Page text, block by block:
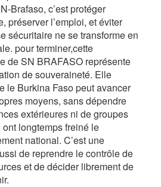
Brafaso, c’est protéger
préserver l’emploi, et éviter
sécuritaire ne se transforme en
pour terminer,cette
de SN BRAFASO représente
de souveraineté. Elle
le Burkina Faso peut avancer
moyens, sans dépendre
extérieures ni de groupes
longtemps freiné le
national. C’est une
de reprendre le contrôle de
et de décider librement de